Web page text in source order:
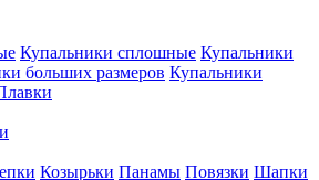
Купальники сплошные Купальники
больших размеров Купальники
Козырьки Панамы Повязки Шапки